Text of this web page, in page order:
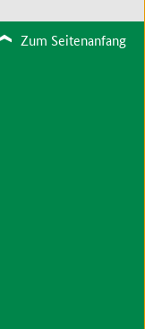
Zum Seitenanfang